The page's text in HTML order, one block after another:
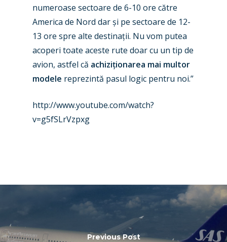
numeroase sectoare de 6-10 ore către
America de Nord dar și pe sectoare de 12-
13 ore spre alte destinații. Nu vom putea
acoperi toate aceste rute doar cu un tip de
avion, astfel că achiziționarea mai multor
modele reprezintă pasul logic pentru noi.”
http://www.youtube.com/watch?
v=g5fSLrVzpxg
Previous Post